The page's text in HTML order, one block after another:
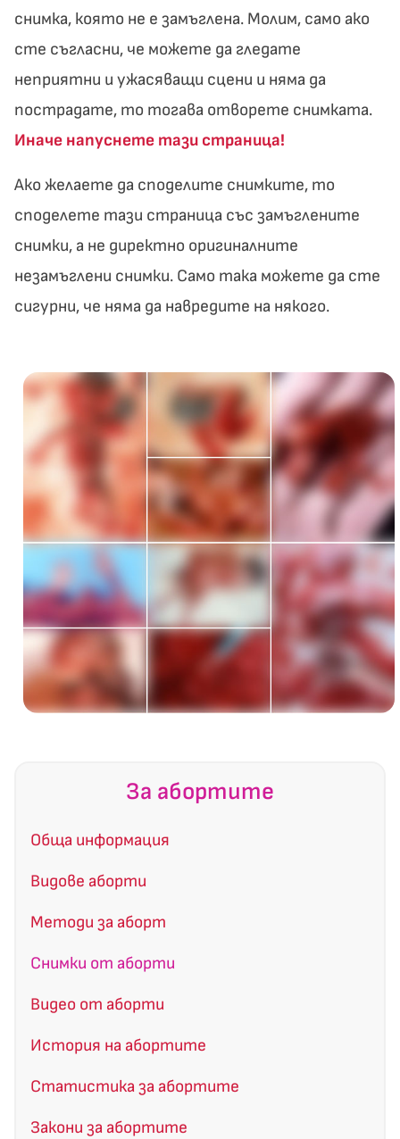
снимка, която не е замъглена. Молим, само ако
сте съгласни, че можете да гледате
неприятни и ужасяващи сцени и няма да
пострадате, то тогава отворете снимката.
Иначе напуснете тази страница!
Ако желаете да споделите снимките, то
споделете тази страница със замъглените
снимки, а не директно оригиналните
незамъглени снимки. Само така можете да сте
сигурни, че няма да навредите на някого.
За абортите
Обща информация
Видове аборти
Методи за аборт
Снимки от аборти
Видео от аборти
История на абортите
Статистика за абортите
Закони за абортите